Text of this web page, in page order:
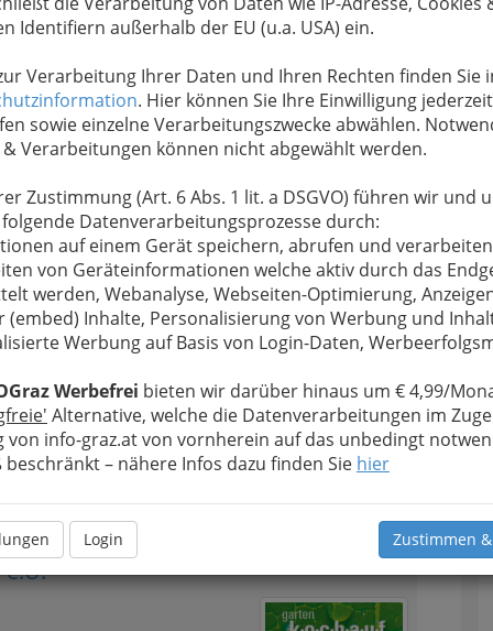
Identifiern außerhalb der EU (u.a. USA) ein.
Verarbeitung Ihrer Daten und Ihren Rechten finden Sie
. Hier können Sie Ihre Einwilligung jederzeit
sowie einzelne Verarbeitungszwecke abwählen.
& Verarbeitungen können nicht abgewählt werden.
Zustimmung (Art. 6 Abs. 1 lit. a DSGVO) führen wir und
Datenverarbeitungsprozesse durch:
auf einem Gerät speichern, abrufen und
von Geräteinformationen welche aktiv durch das
werden, Webanalyse, Webseiten-Optimierung,
(embed) Inhalte, Personalisierung von Werbung und
Werbung auf Basis von Login-Daten,
Werbefrei bieten wir darüber hinaus um € 4,99/
Alternative, welche die Datenverarbeitungen im
von info-graz.at von vornherein auf das unbedingt
beschränkt – nähere Infos dazu finden Sie hier
Login Zustimmen
Blumenschmuck für die Hochzeit,
Beratung bei Farbwahl für
Brautstrauß und Tischdekoration
die wohl
mit Rosen
–
Alle Bezirke
1